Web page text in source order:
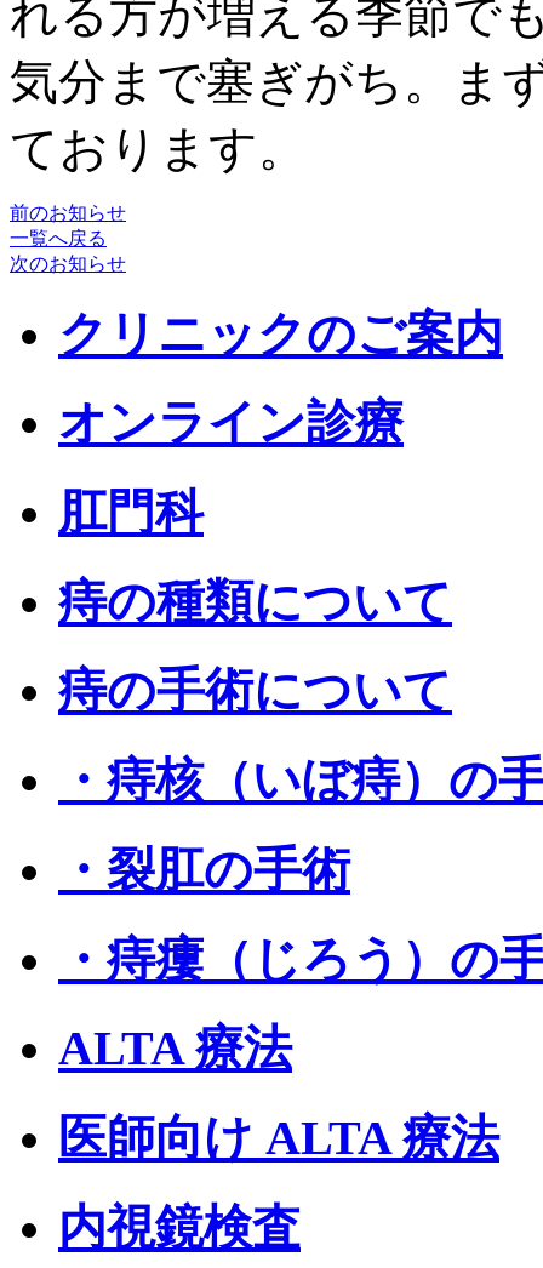
れる方が増える季節で
気分まで塞ぎがち。ま
ております。
前のお知らせ
一覧へ戻る
次のお知らせ
クリニックのご案内
オンライン診療
肛門科
痔の種類について
痔の手術について
・痔核（いぼ痔）の
・裂肛の手術
・痔瘻（じろう）の
ALTA 療法
医師向け ALTA 療法
内視鏡検査